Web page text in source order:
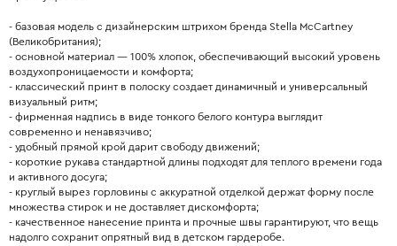
- базовая модель с дизайнерским штрихом бренда Stella McCartney
(Великобритания);
- основной материал — 100% хлопок, обеспечивающий высокий уровень
воздухопроницаемости и комфорта;
- классический принт в полоску создает динамичный и универсальный
визуальный ритм;
- фирменная надпись в виде тонкого белого контура выглядит
современно и ненавязчиво;
- удобный прямой крой дарит свободу движений;
- короткие рукава стандартной длины подходят для теплого времени года
и активного досуга;
- круглый вырез горловины с аккуратной отделкой держат форму после
множества стирок и не доставляет дискомфорта;
- качественное нанесение принта и прочные швы гарантируют, что вещь
надолго сохранит опрятный вид в детском гардеробе.